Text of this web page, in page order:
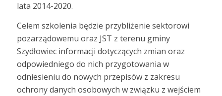
lata 2014-2020.
Celem szkolenia będzie przybliżenie sektorowi
pozarządowemu oraz JST z terenu gminy
Szydłowiec informacji dotyczących zmian oraz
odpowiedniego do nich przygotowania w
odniesieniu do nowych przepisów z zakresu
ochrony danych osobowych w związku z wejściem